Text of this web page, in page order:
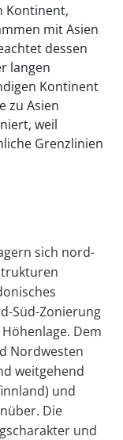
Kontinent,
mit Asien
dessen
langen
Kontinent
zu Asien
weil
Grenzlinien
sich nord-
Süd-Zonierung
Dem
Nordwesten
weitgehend
und
Die
und